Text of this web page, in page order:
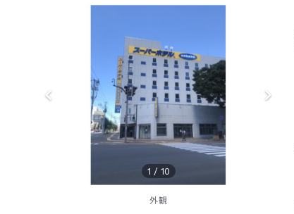
1 / 10
外観